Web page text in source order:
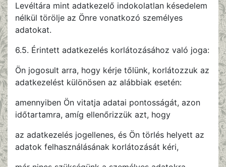
Levéltára mint adatkezelő indokolatlan késedelem
nélkül törölje az Önre vonatkozó személyes
adatokat.
6.5. Érintett adatkezelés korlátozásához való joga:
Ön jogosult arra, hogy kérje tőlünk, korlátozzuk az
adatkezelést különösen az alábbiak esetén:
amennyiben Ön vitatja adatai pontosságát, azon
időtartamra, amíg ellenőrizzük azt, hogy
az adatkezelés jogellenes, és Ön törlés helyett az
adatok felhasználásának korlátozását kéri,